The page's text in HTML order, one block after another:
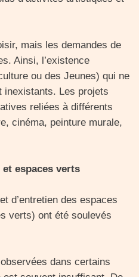
mais les demandes de
Ainsi, l’existence
ou des Jeunes) qui ne
inexistants. Les projets
reliées à différents
cinéma, peinture murale,
espaces verts
d’entretien des espaces
verts) ont été soulevés
dans certains